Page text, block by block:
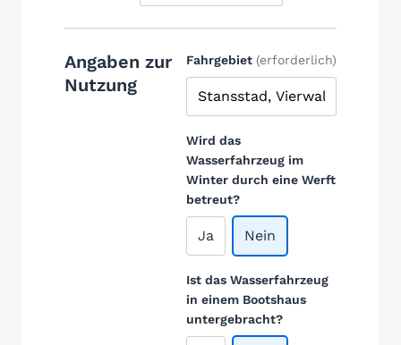
Angaben zur
Nutzung
Fahrgebiet (erforderlich)
Wird das
Wasserfahrzeug im
Winter durch eine Werft
betreut?
Ja Nein
Ist das Wasserfahrzeug
in einem Bootshaus
untergebracht?